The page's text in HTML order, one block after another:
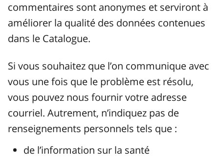
commentaires sont anonymes et serviront à
améliorer la qualité des données contenues
dans le Catalogue.
Si vous souhaitez que l’on communique avec
vous une fois que le problème est résolu,
vous pouvez nous fournir votre adresse
courriel. Autrement, n’indiquez pas de
renseignements personnels tels que :
de l’information sur la santé